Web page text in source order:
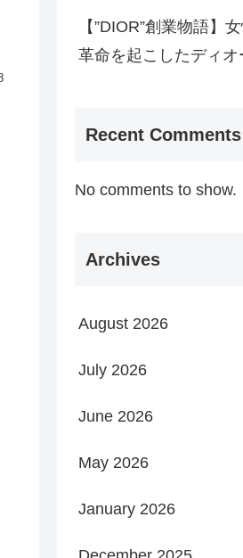
【”DIOR”創業物語】
革命を起こしたディ
Recent Comments
No comments to show.
Archives
August 2026
July 2026
June 2026
May 2026
January 2026